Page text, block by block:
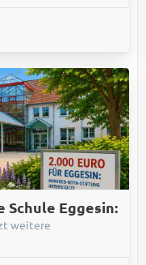
Schule Eggesin:
weitere